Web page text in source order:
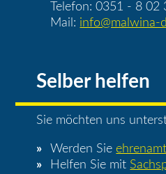
Telefon: 0351 - 8 02
Mail: info@malwina-
Selber helfen
Sie möchten uns
Werden Sie
Helfen Sie mit